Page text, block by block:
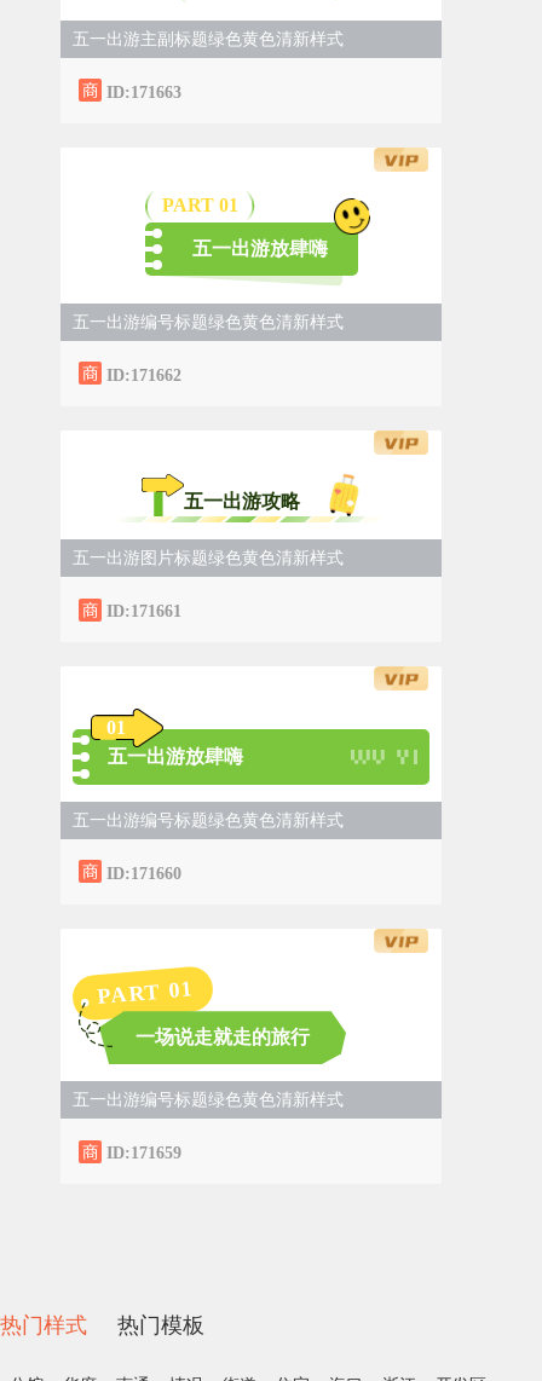
五一出游主副标题绿色黄色清新样式
ID:171663
PART 01
五一出游放肆嗨
五一出游编号标题绿色黄色清新样式
ID:171662
五一出游攻略
五一出游图片标题绿色黄色清新样式
ID:171661
01
五一出游放肆嗨
五一出游编号标题绿色黄色清新样式
ID:171660
PART 01
一场说走就走的旅行
五一出游编号标题绿色黄色清新样式
ID:171659
热门样式 热门模板